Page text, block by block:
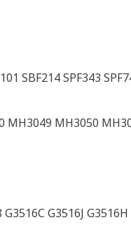
SBF214 SPF343
MH3049 MH3050
G3516J